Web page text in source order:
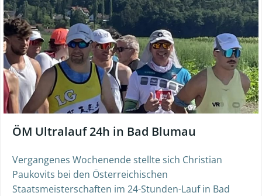
ÖM Ultralauf 24h in Bad Blumau
Vergangenes Wochenende stellte sich Christian
Paukovits bei den Österreichischen
Staatsmeisterschaften im 24-Stunden-Lauf in Bad